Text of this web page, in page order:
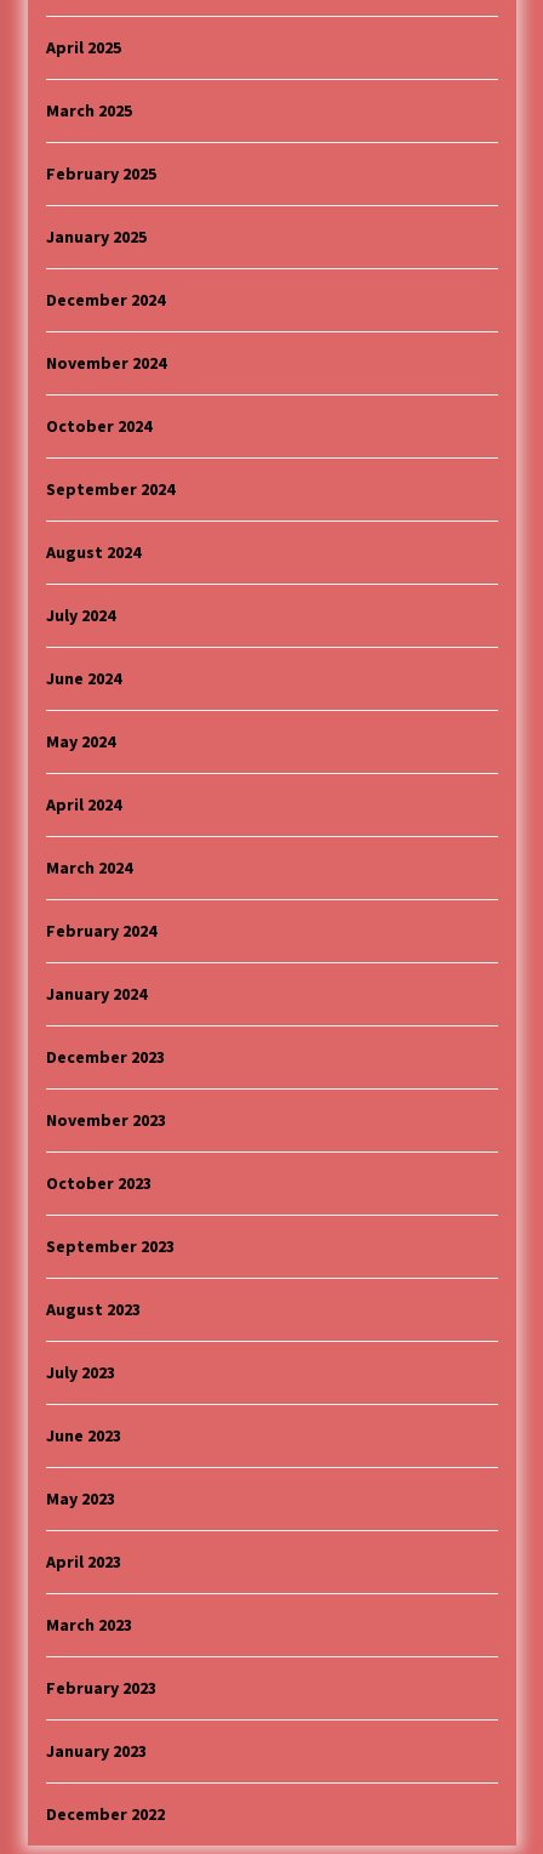
April 2025
March 2025
February 2025
January 2025
December 2024
November 2024
October 2024
September 2024
August 2024
July 2024
June 2024
May 2024
April 2024
March 2024
February 2024
January 2024
December 2023
November 2023
October 2023
September 2023
August 2023
July 2023
June 2023
May 2023
April 2023
March 2023
February 2023
January 2023
December 2022